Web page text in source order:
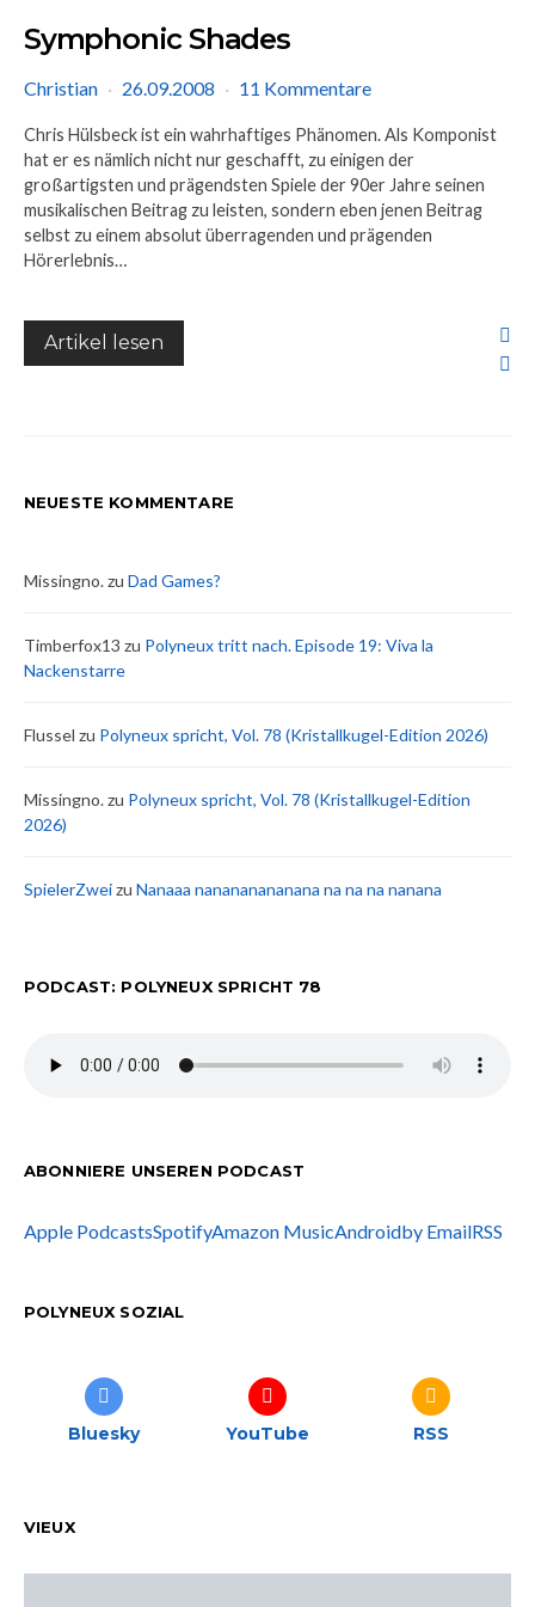
Symphonic Shades
Christian 26.09.2008 11 Kommentare
Chris Hülsbeck ist ein wahrhaftiges Phänomen. Als Komponist
hat er es nämlich nicht nur geschafft, zu einigen der
großartigsten und prägendsten Spiele der 90er Jahre seinen
musikalischen Beitrag zu leisten, sondern eben jenen Beitrag
selbst zu einem absolut überragenden und prägenden
Hörerlebnis…
Artikel lesen
NEUESTE KOMMENTARE
Missingno.zu Dad Games?
Timberfox13 zu Polyneux tritt nach. Episode 19: Viva la
Nackenstarre
Flussel zu Polyneux spricht, Vol. 78 (Kristallkugel-Edition 2026)
Missingno.zu Polyneux spricht, Vol. 78 (Kristallkugel-Edition
2026)
SpielerZweizu Nanaaa nanananananana na na na nanana
PODCAST: POLYNEUX SPRICHT 78
ABONNIERE UNSEREN PODCAST
Apple PodcastsSpotifyAmazon MusicAndroidby EmailRSS
POLYNEUX SOZIAL
Bluesky YouTube RSS
VIEUX